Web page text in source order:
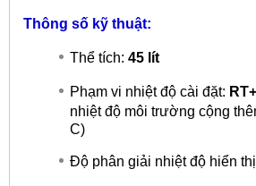
Thông số kỹ thuật:
Thể tích: 45 lít
Phạm vi nhiệt độ cài đặt:
nhiệt độ môi trường cộng
C)
Độ phân giải nhiệt độ hiển